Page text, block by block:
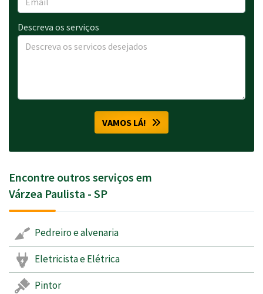
Descreva os serviços
VAMOS LÁ!
Encontre outros serviços em
Várzea Paulista - SP
Pedreiro e alvenaria
Eletricista e Elétrica
Pintor